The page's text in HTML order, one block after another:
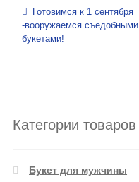
Навигация по записям
Готовимся к 1 сентября
-вооружаемся съедобными
букетами!
Категории товаров
Букет для мужчины